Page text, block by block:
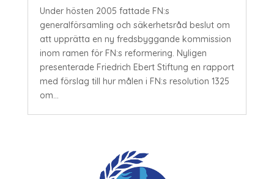
Under hösten 2005 fattade FN:s
generalförsamling och säkerhetsråd beslut om
att upprätta en ny fredsbyggande kommission
inom ramen för FN:s reformering. Nyligen
presenterade Friedrich Ebert Stiftung en rapport
med förslag till hur målen i FN:s resolution 1325
om...